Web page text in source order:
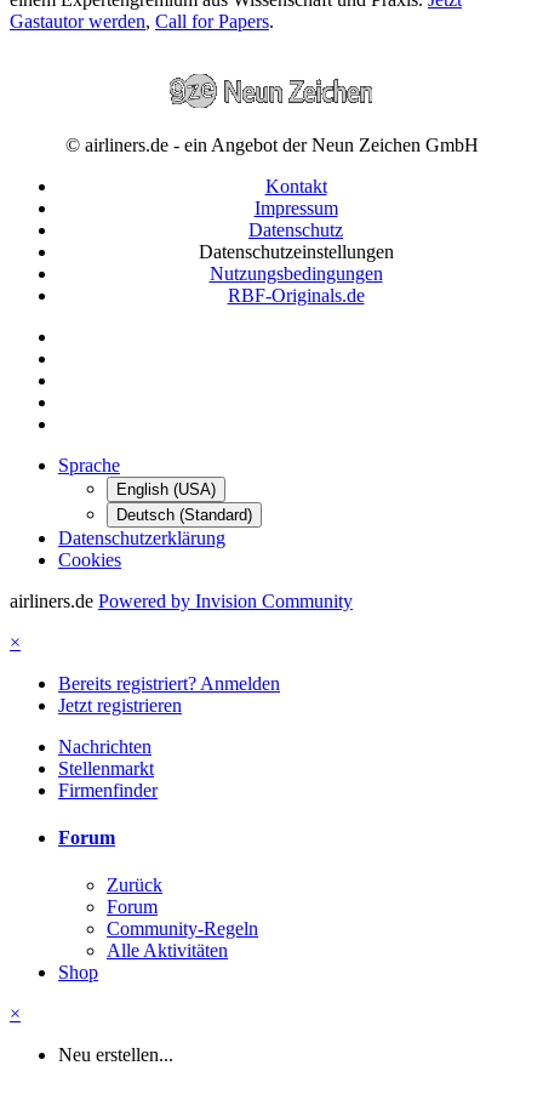
Gastautor werden, Call for Papers.
© airliners.de - ein Angebot der Neun Zeichen GmbH
Kontakt
Impressum
Datenschutz
Datenschutzeinstellungen
Nutzungsbedingungen
RBF-Originals.de
Sprache
English (USA)
Deutsch (Standard)
Datenschutzerklärung
Cookies
airliners.de Powered by Invision Community
×
Bereits registriert? Anmelden
Jetzt registrieren
Nachrichten
Stellenmarkt
Firmenfinder
Forum
Zurück
Forum
Community-Regeln
Alle Aktivitäten
Shop
×
Neu erstellen...